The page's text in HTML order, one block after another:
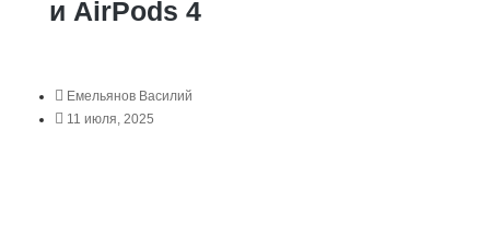
и AirPods 4
Емельянов Василий
11 июля, 2025